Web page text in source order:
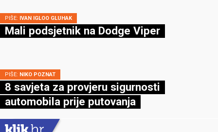
PIŠE: IVAN IGLOO GLUHAK
Mali podsjetnik na Dodge Viper
PIŠE: NIKO POZNAT
8 savjeta za provjeru sigurnosti
automobila prije putovanja